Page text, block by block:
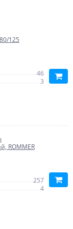
125
46
3
ROMMER
257
4